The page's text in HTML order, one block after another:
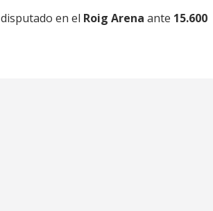
disputado en el Roig Arena ante 15.600